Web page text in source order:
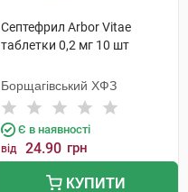
Септефрил Arbor Vitae
таблетки 0,2 мг 10 шт
Борщагівський ХФЗ
Є в наявності
від 24.90 грн
КУПИТИ